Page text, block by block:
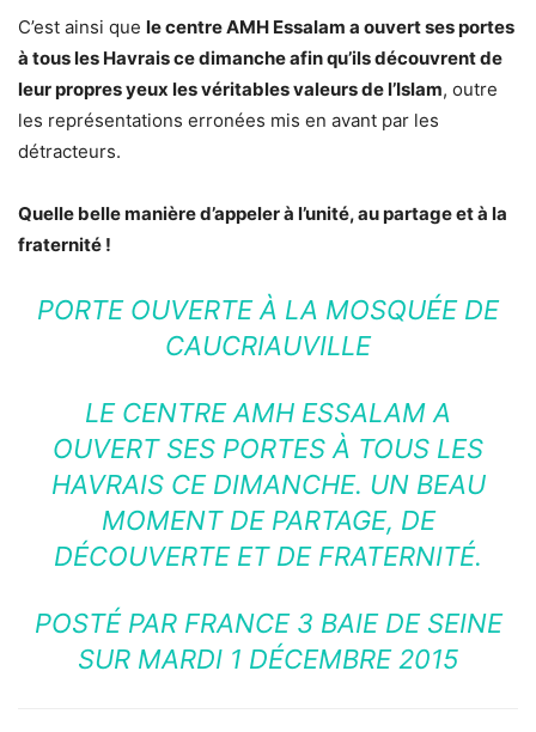
C’est ainsi que le centre AMH Essalam a ouvert ses portes
à tous les Havrais ce dimanche afin qu’ils découvrent de
leur propres yeux les véritables valeurs de l’Islam, outre
les représentations erronées mis en avant par les
détracteurs.
Quelle belle manière d’appeler à l’unité, au partage et à la
fraternité !
PORTE OUVERTE À LA MOSQUÉE DE
CAUCRIAUVILLE
LE CENTRE AMH ESSALAM A
OUVERT SES PORTES À TOUS LES
HAVRAIS CE DIMANCHE. UN BEAU
MOMENT DE PARTAGE, DE
DÉCOUVERTE ET DE FRATERNITÉ.
POSTÉ PAR FRANCE 3 BAIE DE SEINE
SUR MARDI 1 DÉCEMBRE 2015